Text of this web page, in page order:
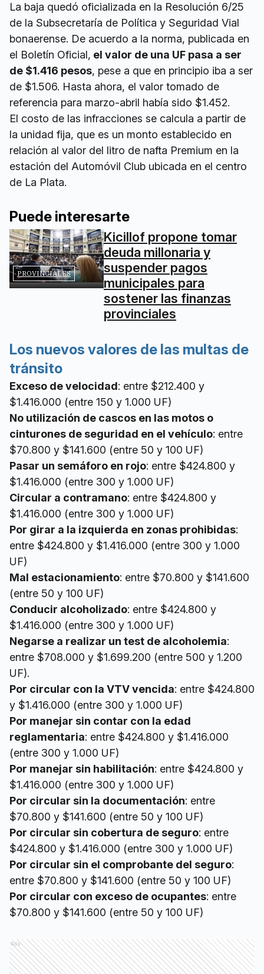
La baja quedó oficializada en la Resolución 6/25
de la Subsecretaría de Política y Seguridad Vial
bonaerense. De acuerdo a la norma, publicada en
el Boletín Oficial, el valor de una UF pasa a ser
de $1.416 pesos, pese a que en principio iba a ser
de $1.506. Hasta ahora, el valor tomado de
referencia para marzo-abril había sido $1.452.
El costo de las infracciones se calcula a partir de
la unidad fija, que es un monto establecido en
relación al valor del litro de nafta Premium en la
estación del Automóvil Club ubicada en el centro
de La Plata.
Puede interesarte
PROVINCIALES
Kicillof propone tomar
deuda millonaria y
suspender pagos
municipales para
sostener las finanzas
provinciales
Los nuevos valores de las multas de
tránsito
Exceso de velocidad: entre $212.400 y
$1.416.000 (entre 150 y 1.000 UF)
No utilización de cascos en las motos o
cinturones de seguridad en el vehículo: entre
$70.800 y $141.600 (entre 50 y 100 UF)
Pasar un semáforo en rojo: entre $424.800 y
$1.416.000 (entre 300 y 1.000 UF)
Circular a contramano: entre $424.800 y
$1.416.000 (entre 300 y 1.000 UF)
Por girar a la izquierda en zonas prohibidas:
entre $424.800 y $1.416.000 (entre 300 y 1.000
UF)
Mal estacionamiento: entre $70.800 y $141.600
(entre 50 y 100 UF)
Conducir alcoholizado: entre $424.800 y
$1.416.000 (entre 300 y 1.000 UF)
Negarse a realizar un test de alcoholemia:
entre $708.000 y $1.699.200 (entre 500 y 1.200
UF).
Por circular con la VTV vencida: entre $424.800
y $1.416.000 (entre 300 y 1.000 UF)
Por manejar sin contar con la edad
reglamentaria: entre $424.800 y $1.416.000
(entre 300 y 1.000 UF)
Por manejar sin habilitación: entre $424.800 y
$1.416.000 (entre 300 y 1.000 UF)
Por circular sin la documentación: entre
$70.800 y $141.600 (entre 50 y 100 UF)
Por circular sin cobertura de seguro: entre
$424.800 y $1.416.000 (entre 300 y 1.000 UF)
Por circular sin el comprobante del seguro:
entre $70.800 y $141.600 (entre 50 y 100 UF)
Por circular con exceso de ocupantes: entre
$70.800 y $141.600 (entre 50 y 100 UF)
Ads